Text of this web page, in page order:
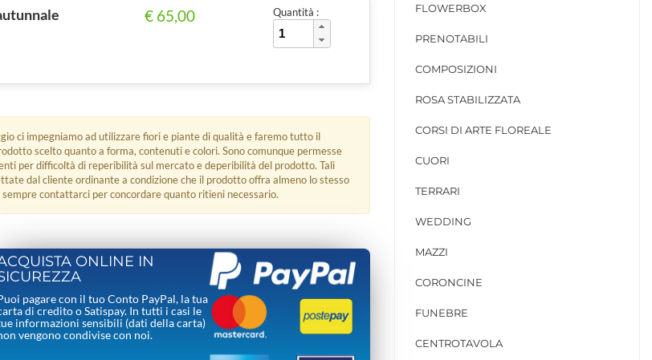
€ 65,00 Quantità :
ci impegniamo ad utilizzare fiori e piante di qualità e faremo tutto il
scelto quanto a forma, contenuti e colori. Sono comunque permesse
per difficoltà di reperibilità sul mercato e deperibilità del prodotto. Tali
dal cliente ordinante a condizione che il prodotto offra almeno lo stesso
contattarci per concordare quanto ritieni necessario.
ONLINE IN
pagare con il tuo Conto PayPal, la tua
di credito o Satispay. In tutti i casi le
informazioni sensibili (dati della carta)
vengono condivise con noi.
FLOWERBOX
PRENOTABILI
COMPOSIZIONI
ROSA STABILIZZATA
CORSI DI ARTE FLOREALE
CUORI
TERRARI
WEDDING
MAZZI
CORONCINE
FUNEBRE
CENTROTAVOLA